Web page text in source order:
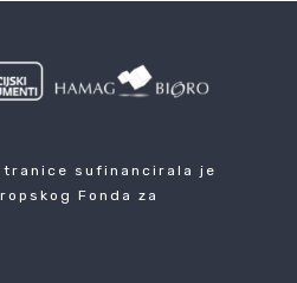
sufinancirala je
Fonda za